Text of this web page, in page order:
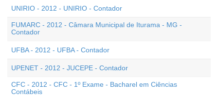
UNIRIO - 2012 - UNIRIO - Contador
FUMARC - 2012 - Câmara Municipal de Iturama - MG -
Contador
UFBA - 2012 - UFBA - Contador
UPENET - 2012 - JUCEPE - Contador
CFC - 2012 - CFC - 1º Exame - Bacharel em Ciências
Contábeis